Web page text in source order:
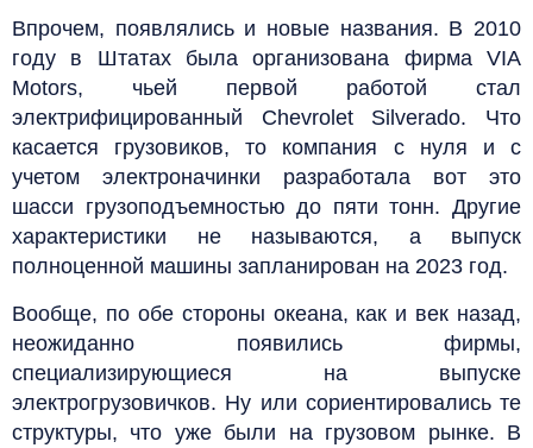
Впрочем, появлялись и новые названия. В 2010
году в Штатах была организована фирма VIA
Motors, чьей первой работой стал
электрифицированный Chevrolet Silverado. Что
касается грузовиков, то компания с нуля и с
учетом электроначинки разработала вот это
шасси грузоподъемностью до пяти тонн. Другие
характеристики не называются, а выпуск
полноценной машины запланирован на 2023 год.
Вообще, по обе стороны океана, как и век назад,
неожиданно появились фирмы,
специализирующиеся на выпуске
электрогрузовичков. Ну или сориентировались те
структуры, что уже были на грузовом рынке. В